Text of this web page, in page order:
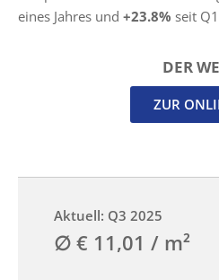
eines Jahres und +23.8% seit
DER
ZUR
Aktuell: Q3 2025
∅ € 11,01 / m²